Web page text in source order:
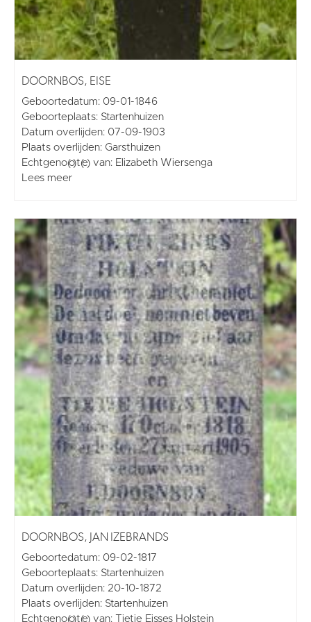
DOORNBOS, EISE
Geboortedatum: 09-01-1846
Geboorteplaats: Startenhuizen
Datum overlijden: 07-09-1903
Plaats overlijden: Garsthuizen
Echtgeno(o)t(e) van: Elizabeth Wiersenga
Lees meer
DOORNBOS, JAN IZEBRANDS
Geboortedatum: 09-02-1817
Geboorteplaats: Startenhuizen
Datum overlijden: 20-10-1872
Plaats overlijden: Startenhuizen
Echtgeno(o)t(e) van: Tietje Eisses Holstein